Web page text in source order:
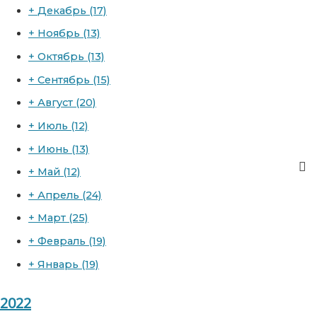
+ Декабрь (17)
+ Ноябрь (13)
+ Октябрь (13)
+ Сентябрь (15)
+ Август (20)
+ Июль (12)
+ Июнь (13)
+ Май (12)
+ Апрель (24)
+ Март (25)
+ Февраль (19)
+ Январь (19)
2022